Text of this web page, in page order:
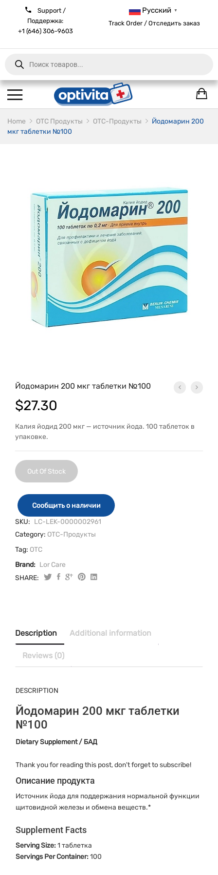
Support /
Поддержка:
+1 (646) 306-9603
Русский ▼
Track Order / Отследить заказ
Products
search
Home ОТС Продукты OTC-Продукты
Йодомарин 200
мкг таблетки №100
Йодомарин 200 мкг таблетки №100
$27.30
Калия йодид 200 мкг — источник йода. 100 таблеток в
упаковке.
Out Of Stock
Сообщить о наличии
SKU: LC-LEK-0000002961
Category: OTC-Продукты
Tag: OTC
Brand: Lor Care
SHARE:
Description Additional information
Reviews (0)
DESCRIPTION
Йодомарин 200 мкг таблетки
№100
Dietary Supplement / БАД
Thank you for reading this post, don't forget to subscribe!
Описание продукта
Источник йода для поддержания нормальной функции
щитовидной железы и обмена веществ.*
Supplement Facts
Serving Size:1 таблетка
Servings Per Container:100